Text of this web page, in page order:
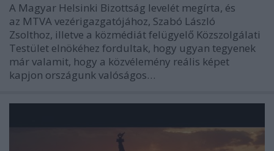
A Magyar Helsinki Bizottság levelét megírta, és
az MTVA vezérigazgatójához, Szabó László
Zsolthoz, illetve a közmédiát felügyelő Közszolgálati
Testület elnökéhez fordultak, hogy ugyan tegyenek
már valamit, hogy a közvélemény reális képet
kapjon országunk valóságos…